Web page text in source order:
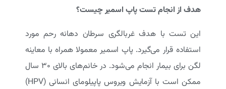
هدف از انجام تست پاپ اسمیر چیست؟
این تست با هدف غربالگری سرطان دهانه رحم مورد
استفاده قرار می‌گیرد. پاپ اسمیر معمولا همراه با معاینه
لگن برای بیمار انجام می‌شود. در خانم‌های بالای ۳۰ سال
ممکن است با آزمایش ویروس پاپیلومای انسانی (HPV)